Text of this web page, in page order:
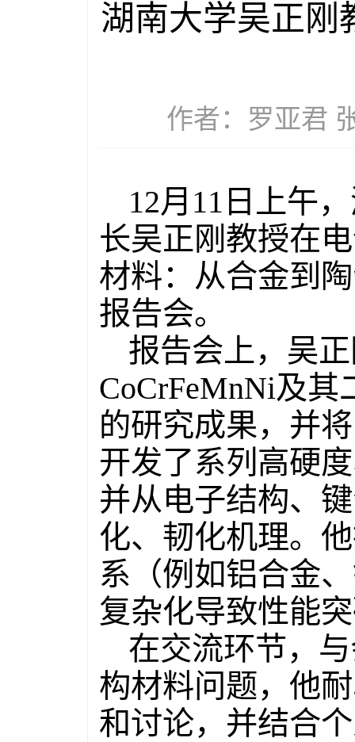
湖南大学吴正刚
作者：罗亚君
12月11日上午
长吴正刚教授在
材料：从合金到
报告会。
报告会上，吴
CoCrFeMnNi及
的研究成果，并
开发了系列高硬
并从电子结构、
化、韧化机理。
系（例如铝合金
复杂化导致性能
在交流环节，
构材料问题，他
和讨论，并结合